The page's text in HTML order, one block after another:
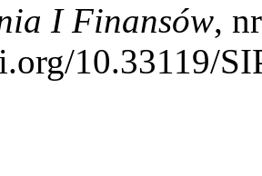
I Finansów,
10.33119/